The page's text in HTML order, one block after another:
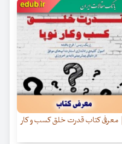
معرفی کتاب قدرت خلق کسب‌ و کار